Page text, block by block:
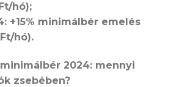
hó);
+15% minimálbér emelés
hó).
2024: mennyi
zsebében?